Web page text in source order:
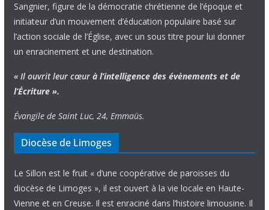
Sangnier, figure de la démocratie chrétienne de l’époque et
initiateur d’un mouvement d’éducation populaire basé sur
l’action sociale de l’Église, avec un sous titre pour lui donner
un enracinement et une destination.
« Il ouvrit leur cœur à l’intelligence des évènements et de
l’Écriture ».
Évangile de Saint Luc, 24, Emmaüs.
Diocèse de Limoges
Le Sillon est le fruit « d’une coopérative de paroisses du
diocèse de Limoges », il est ouvert à la vie locale en Haute-
Vienne et en Creuse. Il est enraciné dans l’histoire limousine. Il